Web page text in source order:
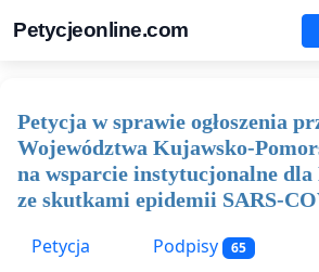
Petycjeonline.com
Petycja w sprawie ogłoszenia
Województwa Kujawsko-
na wsparcie instytucjonalne dla
ze skutkami epidemii SARS-
Petycja
Podpisy 65